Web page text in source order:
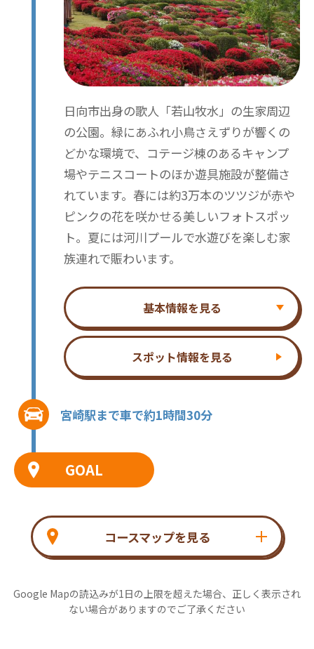
日向市出身の歌人「若山牧水」の生家周辺
の公園。緑にあふれ小鳥さえずりが響くの
どかな環境で、コテージ棟のあるキャンプ
場やテニスコートのほか遊具施設が整備さ
れています。春には約3万本のツツジが赤や
ピンクの花を咲かせる美しいフォトスポッ
ト。夏には河川プールで水遊びを楽しむ家
族連れで賑わいます。
基本情報を見る
スポット情報を見る
宮崎駅まで車で約1時間30分
GOAL
コースマップを見る
Google Mapの読込みが1日の上限を超えた場合、正しく表示され
ない場合がありますのでご了承ください